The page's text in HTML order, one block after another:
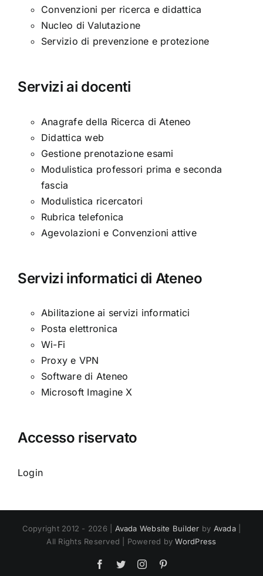
Convenzioni per ricerca e didattica
Nucleo di Valutazione
Servizio di prevenzione e protezione
Servizi ai docenti
Anagrafe della Ricerca di Ateneo
Didattica web
Gestione prenotazione esami
Modulistica professori prima e seconda
fascia
Modulistica ricercatori
Rubrica telefonica
Agevolazioni e Convenzioni attive
Servizi informatici di Ateneo
Abilitazione ai servizi informatici
Posta elettronica
Wi-Fi
Proxy e VPN
Software di Ateneo
Microsoft Imagine X
Accesso riservato
Login
Copyright 2012 - 2026 | Avada Website Builder by Avada|
All Rights Reserved | Powered byWordPress
Facebook
TwitterInstagram